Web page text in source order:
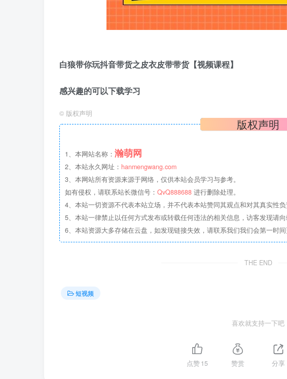
白狼带你玩抖音带货之皮衣皮带带货【视频课程】
感兴趣的可以下载学习
© 版权声明
版权声明
1、本网站名称： 瀚萌网
2、本站永久网址： hanmengwang.com
3、本网站所有资源来源于网络，仅供本站会员学习与参考。
如有侵权，请联系站长微信号： QvQ888688 进行删除处理。
4、本站一切资源不代表本站立场，并不代表本站赞同其观点和对其真实性负
5、本站一律禁止以任何方式发布或转载任何违法的相关信息，访客发现请
6、本站资源大多存储在云盘，如发现链接失效，请联系我们我们会第一时间
THE END
短视频
喜欢就支持一下吧
点赞15 赞赏 分享